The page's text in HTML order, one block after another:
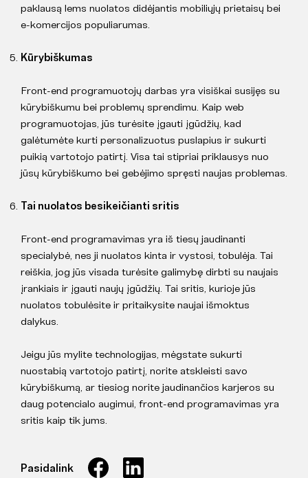
paklausą lems nuolatos didėjantis mobiliųjų prietaisų bei
e-komercijos populiarumas.
Kūrybiškumas
Front-end programuotojų darbas yra visiškai susijęs su
kūrybiškumu bei problemų sprendimu. Kaip web
programuotojas, jūs turėsite įgauti įgūdžių, kad
galėtumėte kurti personalizuotus puslapius ir sukurti
puikią vartotojo patirtį. Visa tai stipriai priklausys nuo
jūsų kūrybiškumo bei gebėjimo spręsti naujas problemas.
Tai nuolatos besikeičianti sritis
Front-end programavimas yra iš tiesų jaudinanti
specialybė, nes ji nuolatos kinta ir vystosi, tobulėja. Tai
reiškia, jog jūs visada turėsite galimybę dirbti su naujais
įrankiais ir įgauti naujų įgūdžių. Tai sritis, kurioje jūs
nuolatos tobulėsite ir pritaikysite naujai išmoktus
dalykus.
Jeigu jūs mylite technologijas, mėgstate sukurti
nuostabią vartotojo patirtį, norite atskleisti savo
kūrybiškumą, ar tiesiog norite jaudinančios karjeros su
daug potencialo augimui, front-end programavimas yra
sritis kaip tik jums.
Pasidalink